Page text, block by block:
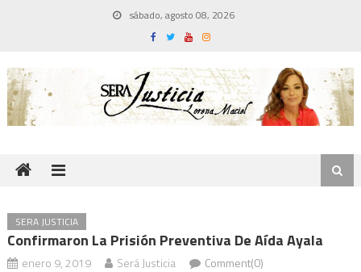
sábado, agosto 08, 2026
SERA JUSTICIA
Confirmaron La Prisión Preventiva De Aída Ayala
enero 9, 2019 Será Justicia Comment(0)